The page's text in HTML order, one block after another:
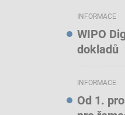
INFORMACE
WIPO
dokladů
INFORMACE
Od 1.